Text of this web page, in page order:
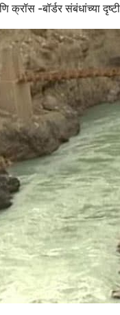
क्रॉस -बॉर्डर संबंधांच्या